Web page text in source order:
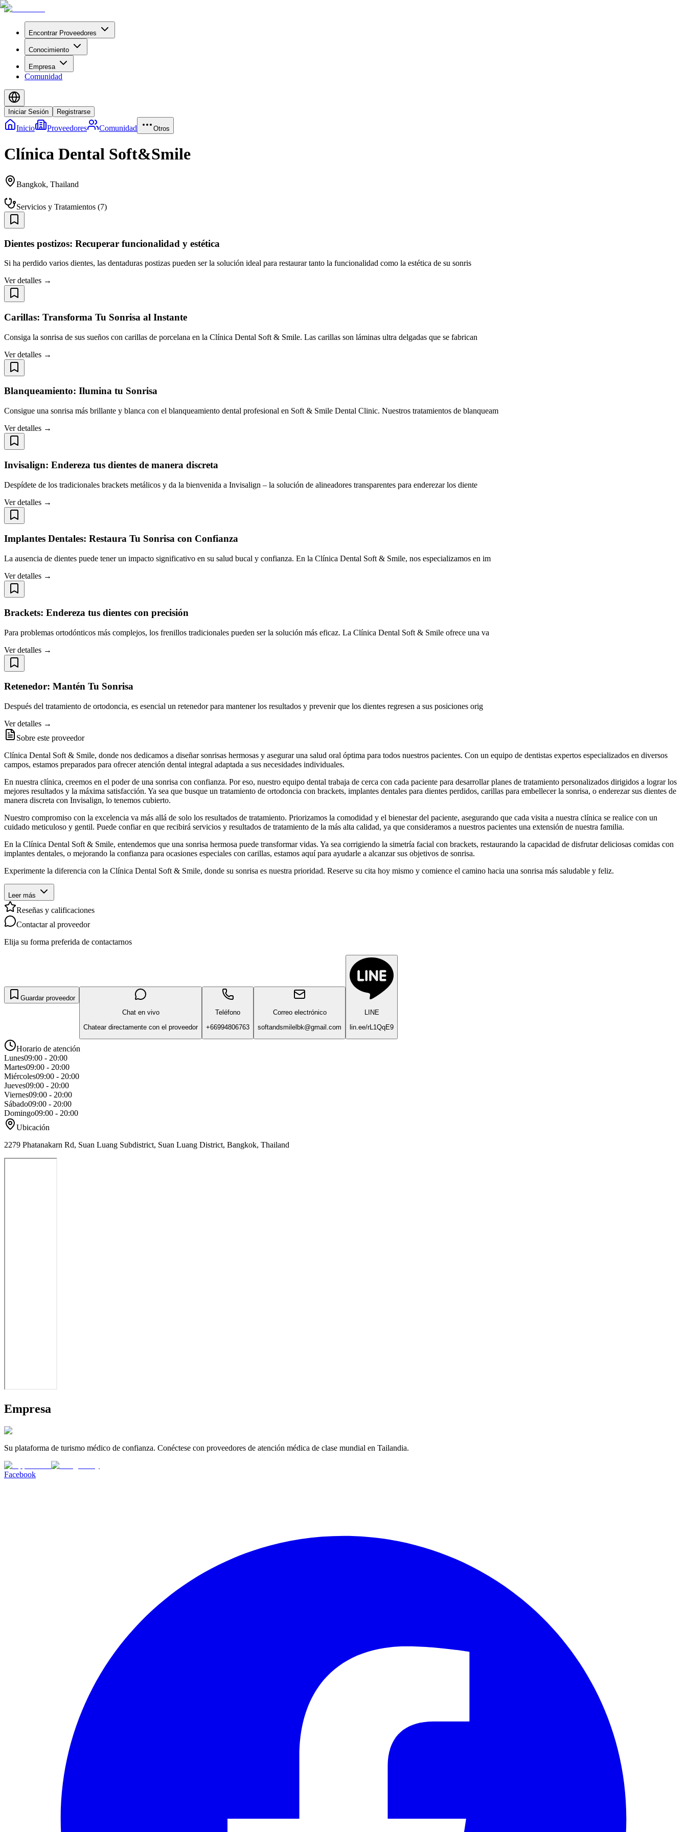
Encontrar Proveedores
Conocimiento
Empresa
Comunidad
Iniciar Sesión Registrarse
Inicio Proveedores Comunidad Otros
Clínica Dental Soft&Smile
Bangkok, Thailand
Servicios y Tratamientos (7)
Dientes postizos: Recuperar funcionalidad y estética
Si ha perdido varios dientes, las dentaduras postizas pueden ser la solución ideal para restaurar tanto la funcionalidad como la estética de su sonris
Ver detalles →
Carillas: Transforma Tu Sonrisa al Instante
Consiga la sonrisa de sus sueños con carillas de porcelana en la Clínica Dental Soft & Smile. Las carillas son láminas ultra delgadas que se fabrican
Ver detalles →
Blanqueamiento: Ilumina tu Sonrisa
Consigue una sonrisa más brillante y blanca con el blanqueamiento dental profesional en Soft & Smile Dental Clinic. Nuestros tratamientos de blanqueam
Ver detalles →
Invisalign: Endereza tus dientes de manera discreta
Despídete de los tradicionales brackets metálicos y da la bienvenida a Invisalign – la solución de alineadores transparentes para enderezar los diente
Ver detalles →
Implantes Dentales: Restaura Tu Sonrisa con Confianza
La ausencia de dientes puede tener un impacto significativo en su salud bucal y confianza. En la Clínica Dental Soft & Smile, nos especializamos en im
Ver detalles →
Brackets: Endereza tus dientes con precisión
Para problemas ortodónticos más complejos, los frenillos tradicionales pueden ser la solución más eficaz. La Clínica Dental Soft & Smile ofrece una va
Ver detalles →
Retenedor: Mantén Tu Sonrisa
Después del tratamiento de ortodoncia, es esencial un retenedor para mantener los resultados y prevenir que los dientes regresen a sus posiciones orig
Ver detalles →
Sobre este proveedor
Clínica Dental Soft & Smile, donde nos dedicamos a diseñar sonrisas hermosas y asegurar una salud oral óptima para todos nuestros pacientes. Con un equipo de dentistas expertos especializados en diversos
campos, estamos preparados para ofrecer atención dental integral adaptada a sus necesidades individuales.
En nuestra clínica, creemos en el poder de una sonrisa con confianza. Por eso, nuestro equipo dental trabaja de cerca con cada paciente para desarrollar planes de tratamiento personalizados dirigidos a lograr los
mejores resultados y la máxima satisfacción. Ya sea que busque un tratamiento de ortodoncia con brackets, implantes dentales para dientes perdidos, carillas para embellecer la sonrisa, o enderezar sus dientes de
manera discreta con Invisalign, lo tenemos cubierto.
Nuestro compromiso con la excelencia va más allá de solo los resultados de tratamiento. Priorizamos la comodidad y el bienestar del paciente, asegurando que cada visita a nuestra clínica se realice con un
cuidado meticuloso y gentil. Puede confiar en que recibirá servicios y resultados de tratamiento de la más alta calidad, ya que consideramos a nuestros pacientes una extensión de nuestra familia.
En la Clínica Dental Soft & Smile, entendemos que una sonrisa hermosa puede transformar vidas. Ya sea corrigiendo la simetría facial con brackets, restaurando la capacidad de disfrutar deliciosas comidas con
implantes dentales, o mejorando la confianza para ocasiones especiales con carillas, estamos aquí para ayudarle a alcanzar sus objetivos de sonrisa.
Experimente la diferencia con la Clínica Dental Soft & Smile, donde su sonrisa es nuestra prioridad. Reserve su cita hoy mismo y comience el camino hacia una sonrisa más saludable y feliz.
Leer más
Reseñas y calificaciones
Contactar al proveedor
Elija su forma preferida de contactarnos
Guardar proveedor
Chat en vivo
Chatear directamente con el proveedor
Teléfono
+66994806763
Correo electrónico
softandsmilelbk@gmail.com
LINE
lin.ee/rL1QqE9
Horario de atención
Lunes09:00 - 20:00
Martes09:00 - 20:00
Miércoles09:00 - 20:00
Jueves09:00 - 20:00
Viernes09:00 - 20:00
Sábado09:00 - 20:00
Domingo09:00 - 20:00
Ubicación
2279 Phatanakarn Rd, Suan Luang Subdistrict, Suan Luang District, Bangkok, Thailand
Empresa
Su plataforma de turismo médico de confianza. Conéctese con proveedores de atención médica de clase mundial en Tailandia.
Facebook